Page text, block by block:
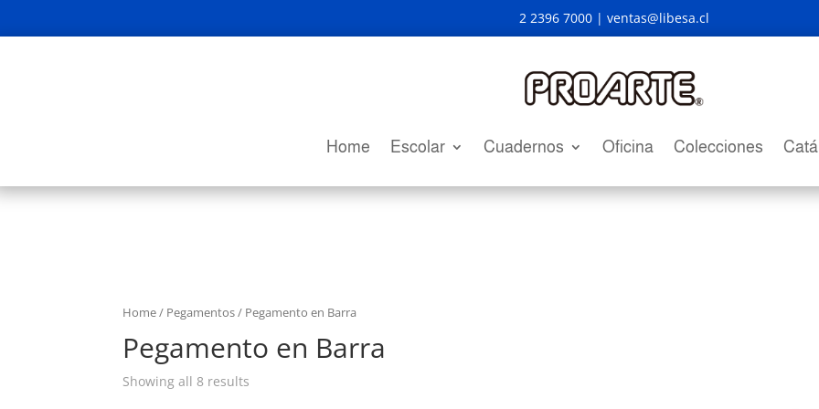
2 2396 7000 | ventas@libesa.cl
Home Escolar Cuadernos Oficina Colecciones
Home/ Pegamentos/ Pegamento en Barra
Pegamento en Barra
Showing all 8 results